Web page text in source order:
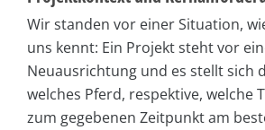
Wir standen vor einer Situation,
uns kennt: Ein Projekt steht vor
Neuausrichtung und es stellt sich
welches Pferd, respektive, welche
zum gegebenen Zeitpunkt am